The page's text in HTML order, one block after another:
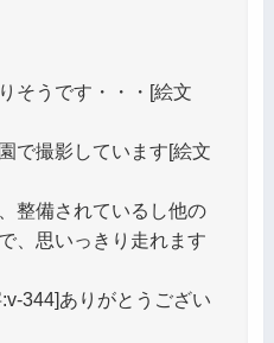
そうです・・・[絵文
で撮影しています[絵文
整備されているし他の
、思いっきり走れます
344]ありがとうござい